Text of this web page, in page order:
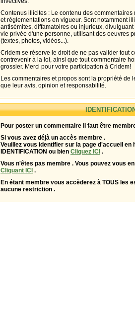
Contenus illicites : Le contenu des
et réglementations en vigueur. Sont notamment
antisémites, diffamatoires ou injurieux,
vie privée d'une personne, utilisant des oeuvres
(textes, photos, vidéos...).
Cridem se réserve le droit de ne pas valider tout
contrevenir à la loi, ainsi que tout commentaire
grossier. Merci pour votre participation à Cridem!
Les commentaires et propos sont la propriété de
que leur avis, opinion et responsabilité.
Pour poster un commentaire il faut être
Si vous avez déjà un accès membre .
Veuillez vous identifier sur la page d'accueil en
IDENTIFICATION ou bien Cliquez ICI .
Vous n'êtes pas membre . Vous pouvez vous
Cliquant ICI .
En étant membre vous accèderez à TOUS les
aucune restriction .